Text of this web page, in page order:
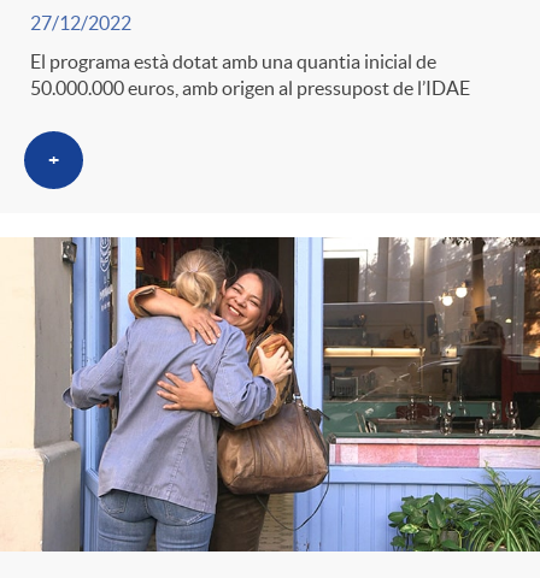
27/12/2022
El programa està dotat amb una quantia inicial de
50.000.000 euros, amb origen al pressupost de l’IDAE
+